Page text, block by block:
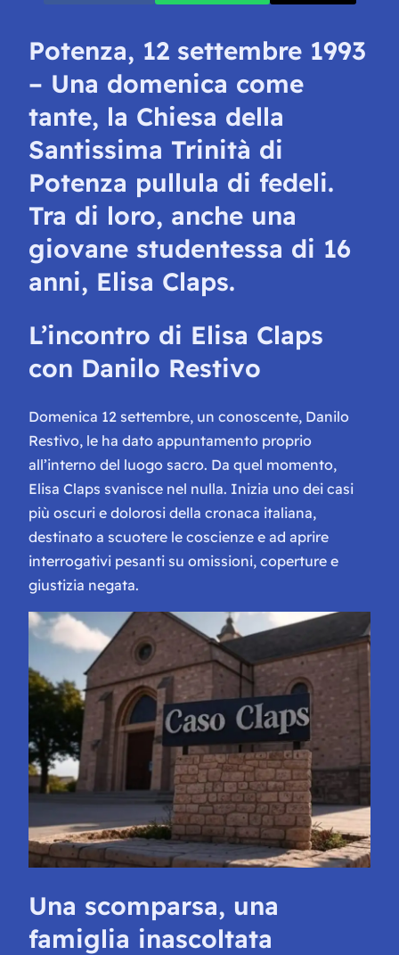
Potenza, 12 settembre 1993
– Una domenica come
tante, la Chiesa della
Santissima Trinità di
Potenza pullula di fedeli.
Tra di loro, anche una
giovane studentessa di 16
anni, Elisa Claps.
L’incontro di Elisa Claps
con Danilo Restivo
Domenica 12 settembre, un conoscente, Danilo
Restivo, le ha dato appuntamento proprio
all’interno del luogo sacro. Da quel momento,
Elisa Claps svanisce nel nulla. Inizia uno dei casi
più oscuri e dolorosi della cronaca italiana,
destinato a scuotere le coscienze e ad aprire
interrogativi pesanti su omissioni, coperture e
giustizia negata.
Una scomparsa, una
famiglia inascoltata